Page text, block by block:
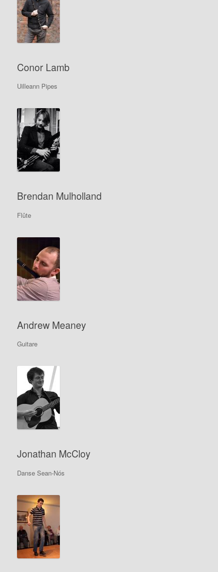
Conor Lamb
Uilleann Pipes
Brendan Mulholland
Flûte
Andrew Meaney
Guitare
Jonathan McCloy
Danse Sean-Nós